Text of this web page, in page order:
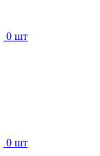
0 шт
0 шт